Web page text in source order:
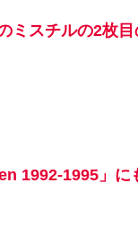
ミスチルの2枚
1992-1995」に